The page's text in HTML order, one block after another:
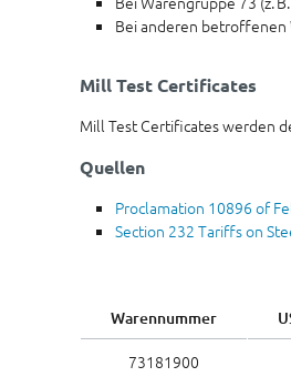
Bei anderen betroffenen
Mill Test Certificates
Mill Test Certificates werden
Quellen
Proclamation 10896 of
Section 232 Tariffs on
Warennummer
73181900